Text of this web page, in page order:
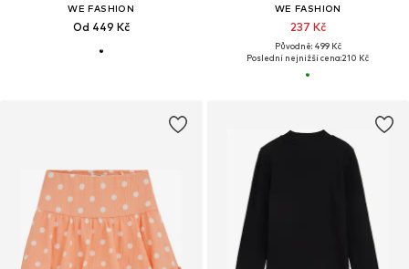
WE FASHION
Od 449 Kč
WE FASHION
237 Kč
Původně: 499 Kč
Poslední nejnižší cena:210 Kč